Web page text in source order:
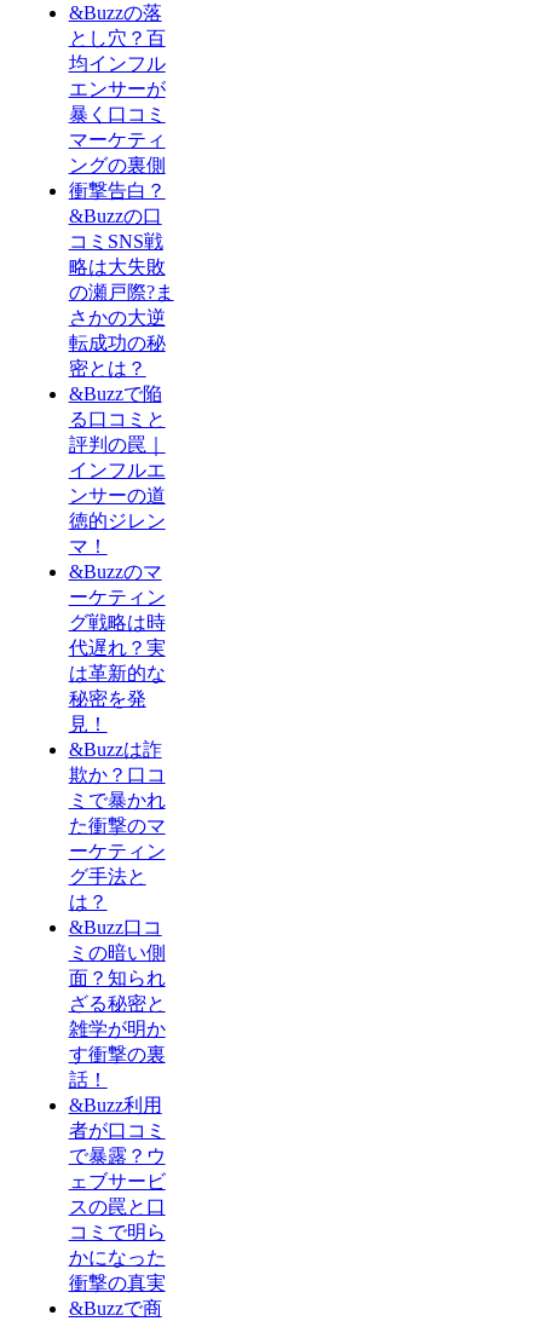
&Buzzの落
とし穴？百
均インフル
エンサーが
暴く口コミ
マーケティ
ングの裏側
衝撃告白？
&Buzzの口
コミSNS戦
略は大失敗
の瀬戸際?ま
さかの大逆
転成功の秘
密とは？
&Buzzで陥
る口コミと
評判の罠｜
インフルエ
ンサーの道
徳的ジレン
マ！
&Buzzのマ
ーケティン
グ戦略は時
代遅れ？実
は革新的な
秘密を発
見！
&Buzzは詐
欺か？口コ
ミで暴かれ
た衝撃のマ
ーケティン
グ手法と
は？
&Buzz口コ
ミの暗い側
面？知られ
ざる秘密と
雑学が明か
す衝撃の裏
話！
&Buzz利用
者が口コミ
で暴露？ウ
ェブサービ
スの罠と口
コミで明ら
かになった
衝撃の真実
&Buzzで商